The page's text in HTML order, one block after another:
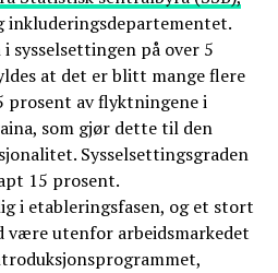
inkluderingsdepartementet.
sysselsettingen på over 5
at det er blitt mange flere
prosent av flyktningene i
som gjør dette til den
Sysselsettingsgraden
15 prosent.
i etablerings­fasen, og et stort
være utenfor arbeidsmarkedet